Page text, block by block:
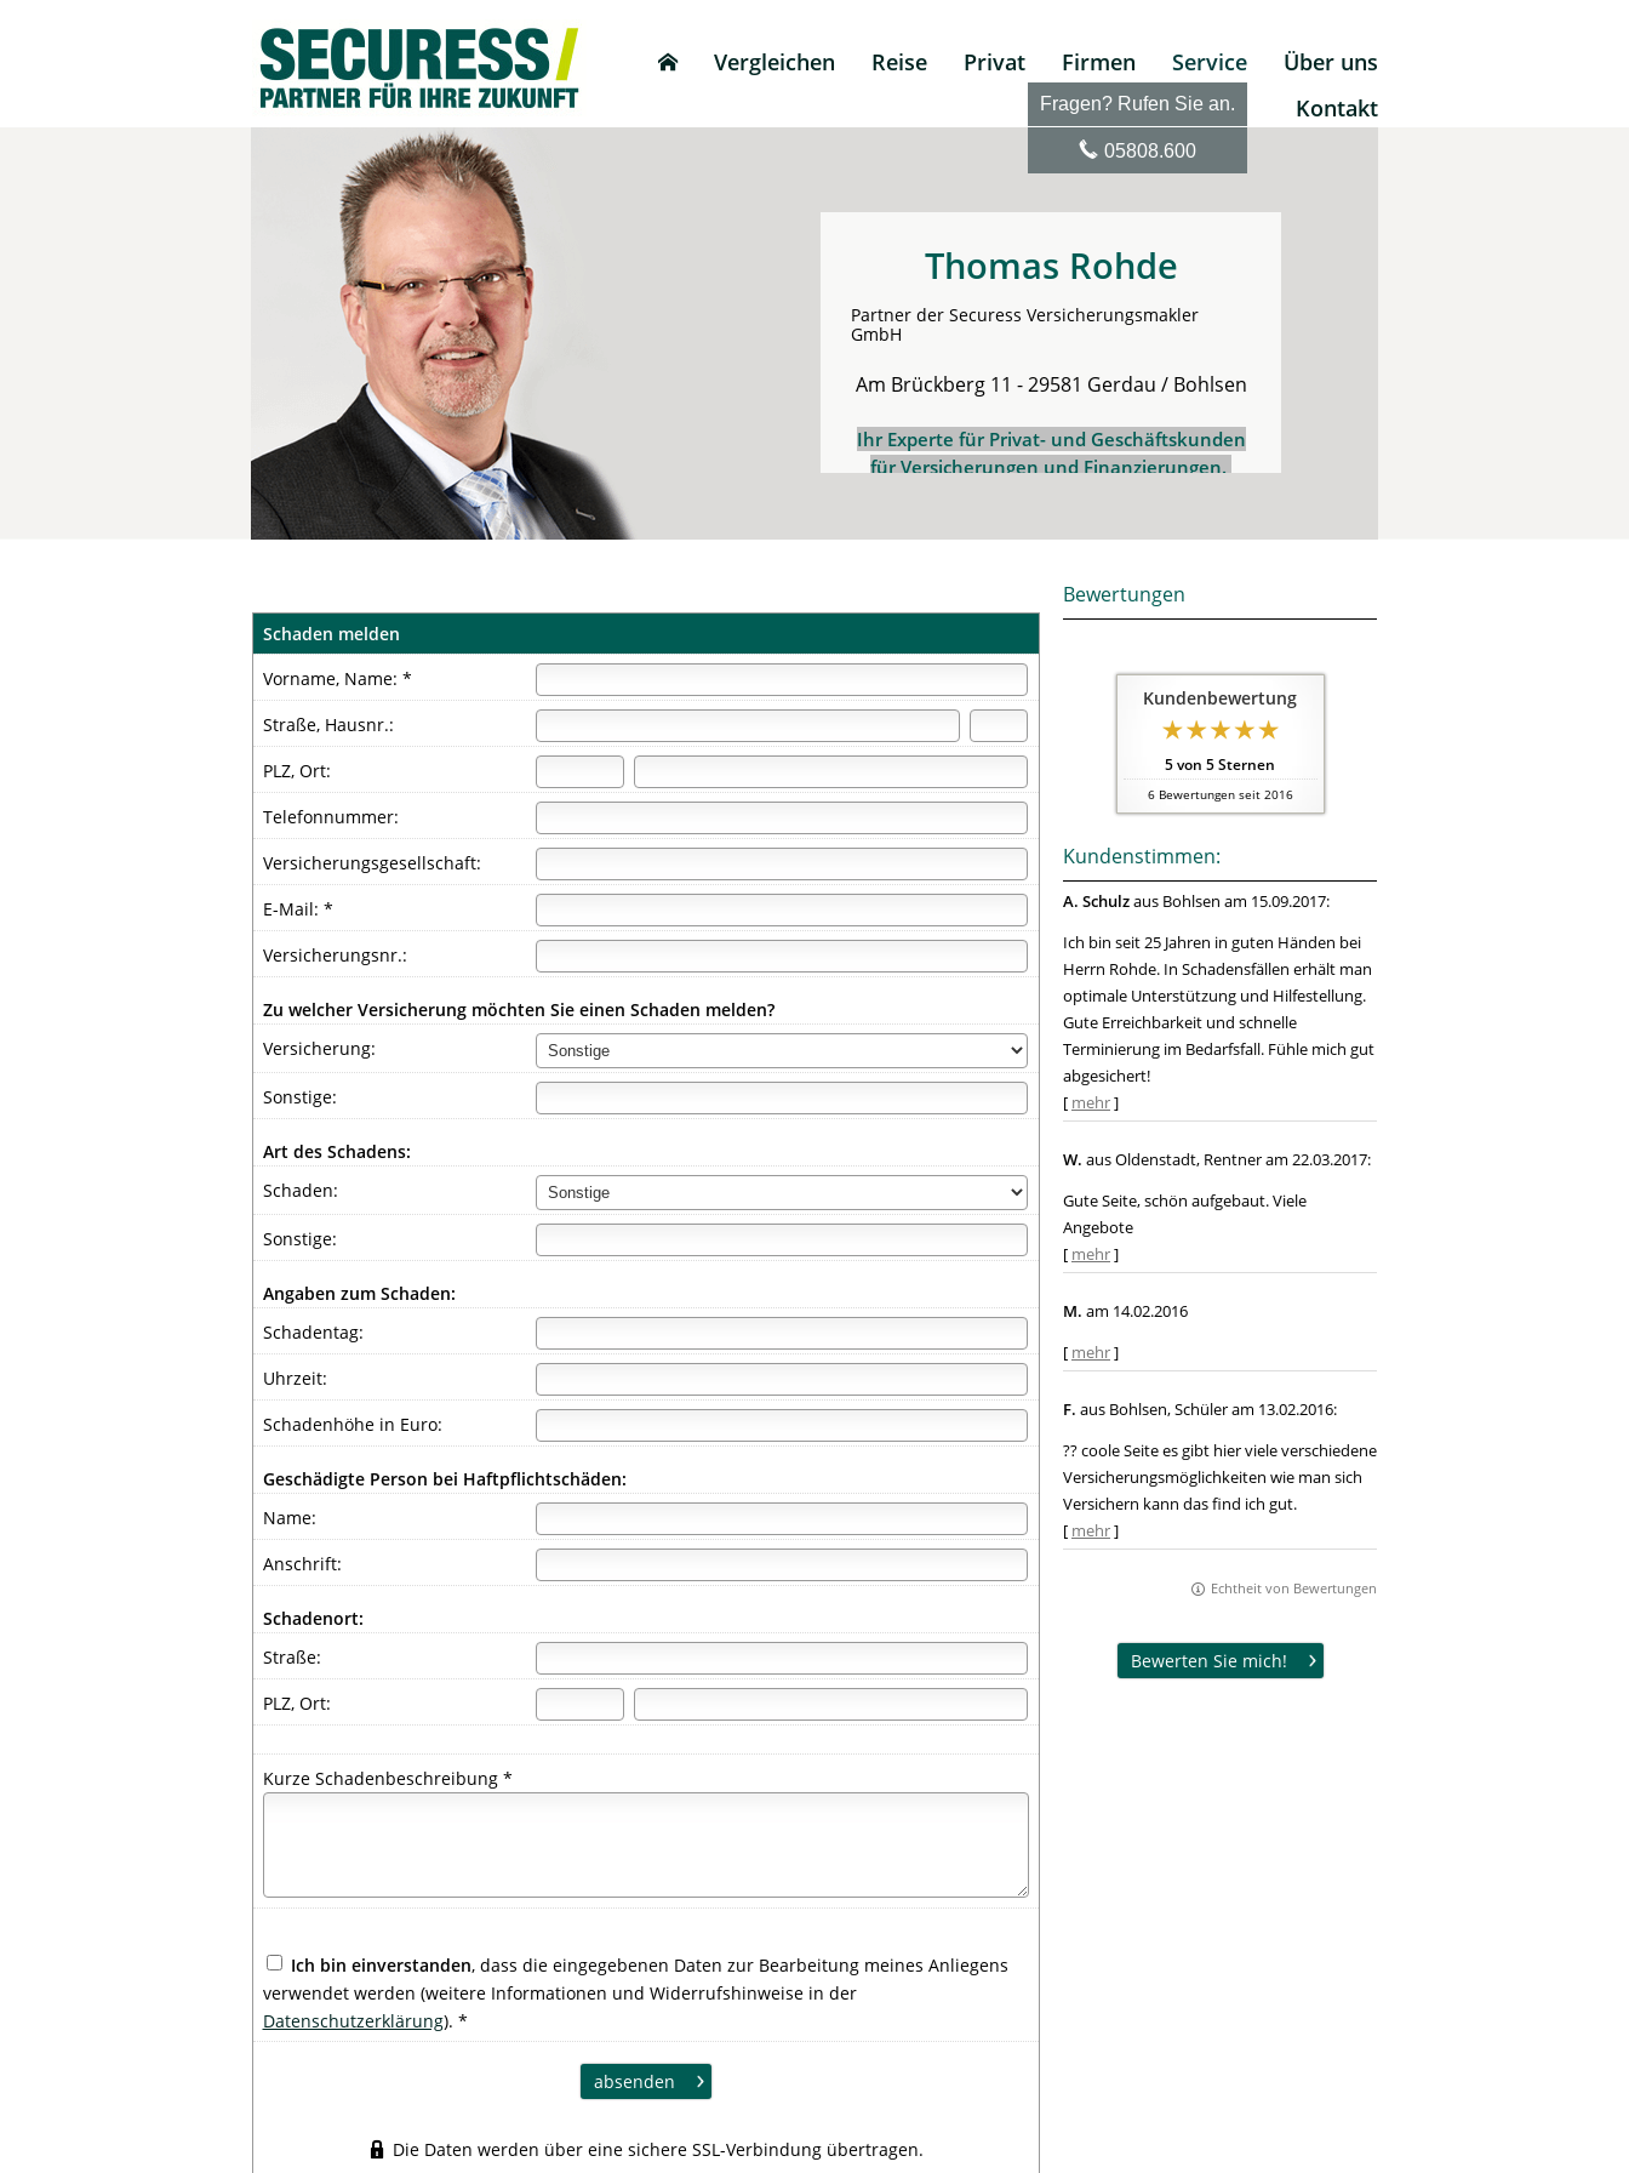
Vergleichen Reise Privat Firmen Service
Über uns
Kontakt
Fragen? Rufen Sie an.
05808.600
Thomas Rohde
Partner der Securess Versicherungsmakler
GmbH
Am Brückberg 11 - 29581 Gerdau / Bohlsen
Ihr Experte fürPrivat- und Geschäftskunden
für Versicherungen und Finanzierungen.
Bewertungen
Kundenbewertung
5von 5Sternen
6Bewertungen seit 2016
Kundenstimmen:
A. Schulzaus Bohlsen am 15.09.2017:
Ich bin seit 25 Jahren in guten Händen bei
Herrn Rohde. In Schadensfällen erhält man
optimale Unterstützung und Hilfestellung.
Gute Erreichbarkeit und schnelle
Terminierung im Bedarfsfall. Fühle mich gut
abgesichert!
[ mehr]
W. aus Oldenstadt, Rentneram 22.03.2017:
Gute Seite, schön aufgebaut. Viele
Angebote
[ mehr]
M. am 14.02.2016
[ mehr]
F. aus Bohlsen, Schüleram 13.02.2016:
?? coole Seite es gibt hier viele verschiedene
Versicherungsmöglichkeiten wie man sich
Versichern kann das find ich gut.
[ mehr]
Echtheit von Bewertungen
Bewerten Sie mich!
Schaden melden
Vorname, Name: *
Straße, Hausnr.:
PLZ, Ort:
Telefonnummer:
Versicherungsgesellschaft:
E-Mail: *
Versicherungsnr.:
Zu welcher Versicherung möchten Sie einen Schaden melden?
Versicherung:
Sonstige:
Art des Schadens:
Schaden:
Sonstige:
Angaben zum Schaden:
Schadentag:
Uhrzeit:
Schadenhöhe in Euro:
Geschädigte Person bei Haftpflichtschäden:
Name:
Anschrift:
Schadenort:
Straße:
PLZ, Ort:
Kurze Schadenbeschreibung *
Ich bin einverstanden, dass die eingegebenen Daten zur Bearbeitung meines Anliegens
verwendet werden (weitere Informationen und Widerrufshinweise in der
Datenschutzerklärung). *
absenden
Die Daten werden über eine sichere SSL-Verbindung übertragen.